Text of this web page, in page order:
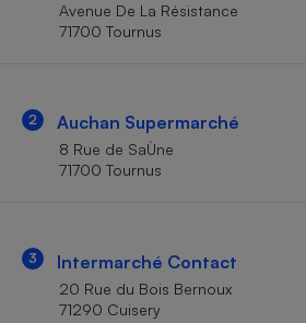
Avenue De La Résistance
71700 Tournus
2 Auchan Supermarché
8 Rue de SaÙne
71700 Tournus
3 Intermarché Contact
20 Rue du Bois Bernoux
71290 Cuisery